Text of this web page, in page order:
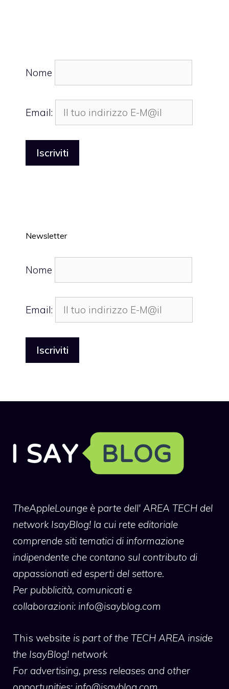
Nome
Email:
Newsletter
Nome
Email:
TheAppleLounge è parte dell' AREA TECH del
network IsayBlog! la cui rete editoriale
comprende siti tematici di informazione
indipendente che contano sul contributo di
appassionati ed esperti del settore.
Per pubblicità, comunicati e
collaborazioni: info@isayblog.com
This website is part of the TECH AREA inside
the IsayBlog! network
For advertising, press releases and other